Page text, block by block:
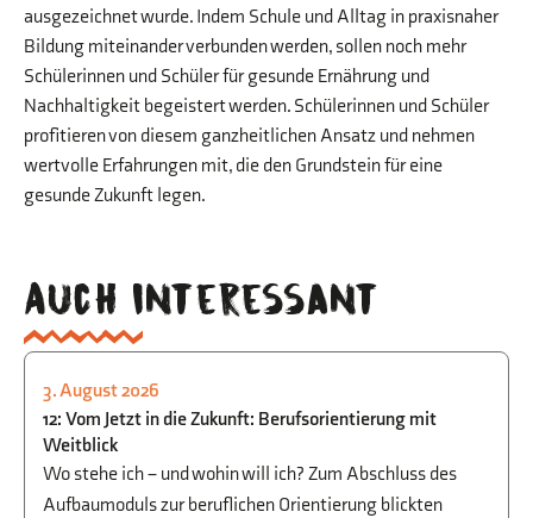
ausgezeichnet wurde. Indem Schule und Alltag in praxisnaher
Bildung miteinander verbunden werden, sollen noch mehr
Schülerinnen und Schüler für gesunde Ernährung und
Nachhaltigkeit begeistert werden. Schülerinnen und Schüler
profitieren von diesem ganzheitlichen Ansatz und nehmen
wertvolle Erfahrungen mit, die den Grundstein für eine
gesunde Zukunft legen.
Auch interessant
STUDIEN- UND BERUFSORIENTIERUNG
3. August 2026
12: Vom Jetzt in die Zukunft: Berufsorientierung mit
Weitblick
Wo stehe ich – und wohin will ich? Zum Abschluss des
Aufbaumoduls zur beruflichen Orientierung blickten